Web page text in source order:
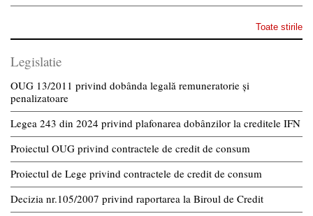
Toate stirile
Legislatie
OUG 13/2011 privind dobânda legală remuneratorie și
penalizatoare
Legea 243 din 2024 privind plafonarea dobânzilor la creditele IFN
Proiectul OUG privind contractele de credit de consum
Proiectul de Lege privind contractele de credit de consum
Decizia nr.105/2007 privind raportarea la Biroul de Credit